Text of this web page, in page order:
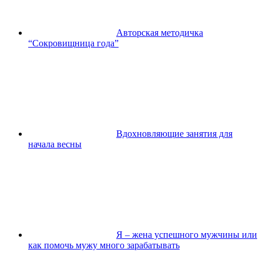
Авторская методичка
“Сокровищница года”
Вдохновляющие занятия для
начала весны
Я – жена успешного мужчины или
как помочь мужу много зарабатывать